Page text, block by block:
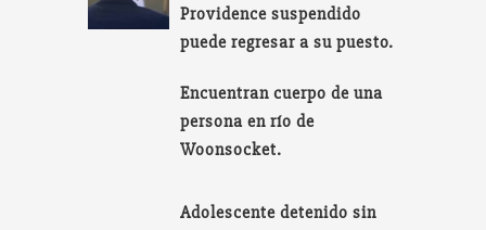
Providence suspendido
puede regresar a su puesto.
Encuentran cuerpo de una
persona en río de
Woonsocket.
Adolescente detenido sin